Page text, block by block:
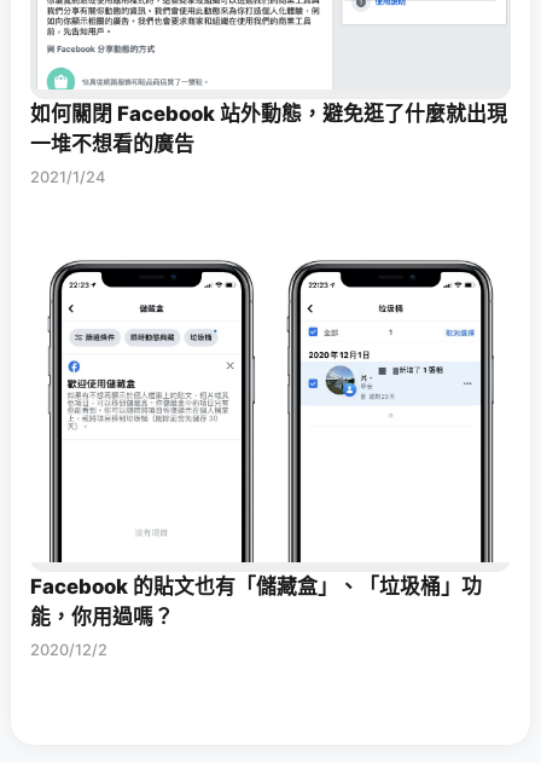
如何關閉 Facebook 站外動態，避免逛了什麼就出現
一堆不想看的廣告
2021/1/24
Facebook 的貼文也有「儲藏盒」、「垃圾桶」功
能，你用過嗎？
2020/12/2